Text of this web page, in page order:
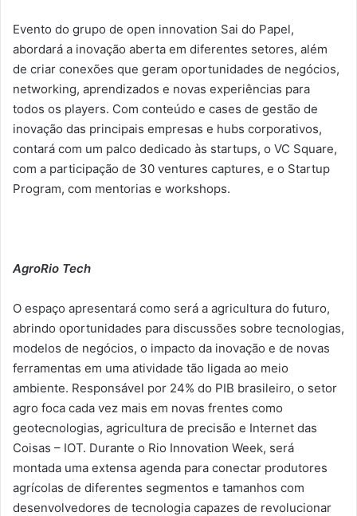
Evento do grupo de open innovation Sai do Papel,
abordará a inovação aberta em diferentes setores, além
de criar conexões que geram oportunidades de negócios,
networking, aprendizados e novas experiências para
todos os players. Com conteúdo e cases de gestão de
inovação das principais empresas e hubs corporativos,
contará com um palco dedicado às startups, o VC Square,
com a participação de 30 ventures captures, e o Startup
Program, com mentorias e workshops.
AgroRio Tech
O espaço apresentará como será a agricultura do futuro,
abrindo oportunidades para discussões sobre tecnologias,
modelos de negócios, o impacto da inovação e de novas
ferramentas em uma atividade tão ligada ao meio
ambiente. Responsável por 24% do PIB brasileiro, o setor
agro foca cada vez mais em novas frentes como
geotecnologias, agricultura de precisão e Internet das
Coisas – IOT. Durante o Rio Innovation Week, será
montada uma extensa agenda para conectar produtores
agrícolas de diferentes segmentos e tamanhos com
desenvolvedores de tecnologia capazes de revolucionar